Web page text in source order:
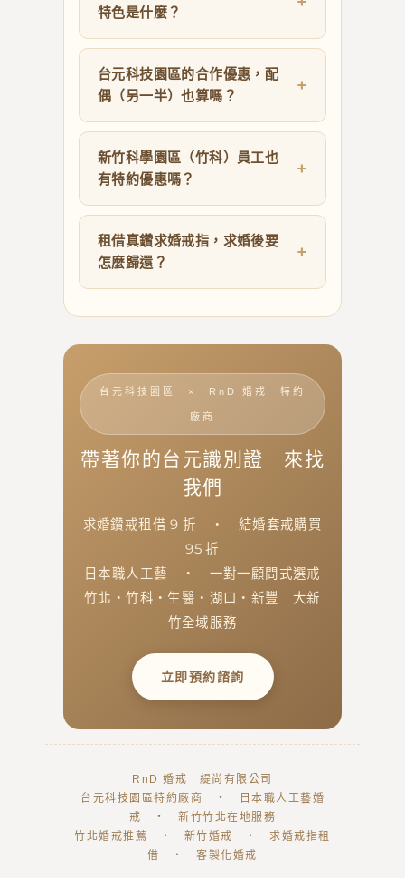
特色是什麼？
台元科技園區的合作優惠，配
偶（另一半）也算嗎？
新竹科學園區（竹科）員工也
有特約優惠嗎？
租借真鑽求婚戒指，求婚後要
怎麼歸還？
台元科技園區 × RnD 婚戒 特約
廠商
帶著你的台元識別證 來找
我們
求婚鑽戒租借 9 折 ・ 結婚套戒購買
95 折
日本職人工藝 ・ 一對一顧問式選戒
竹北・竹科・生醫・湖口・新豐 大新
竹全域服務
立即預約諮詢
RnD 婚戒 緹尚有限公司
台元科技園區特約廠商 ・ 日本職人工藝婚
戒 ・ 新竹竹北在地服務
竹北婚戒推薦 ・ 新竹婚戒 ・ 求婚戒指租
借 ・ 客製化婚戒